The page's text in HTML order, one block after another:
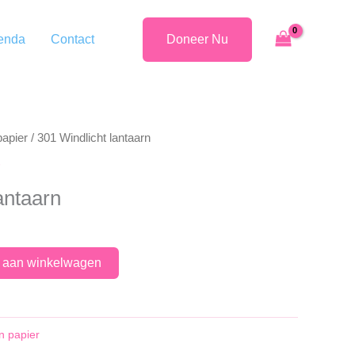
Contact Doneer Nu
/ 301 Windlicht lantaarn
winkelwagen
papier